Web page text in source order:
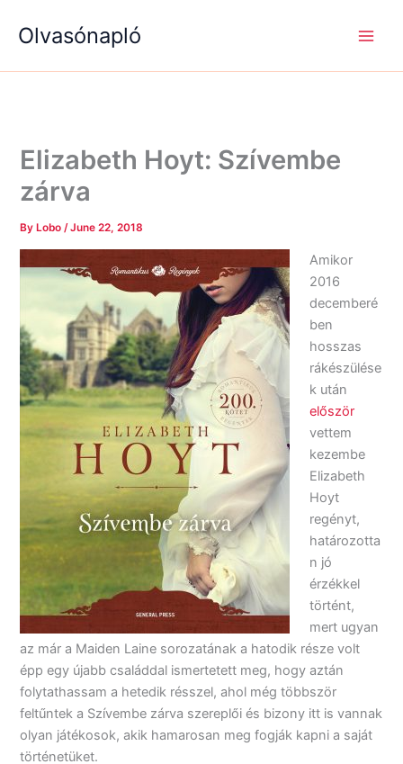
Olvasónapló
Elizabeth Hoyt: Szívembe
zárva
By Lobo/June 22, 2018
Amikor
2016
decemberé
ben
hosszas
rákészülése
k után
először
vettem
kezembe
Elizabeth
Hoyt
regényt,
határozotta
n jó
érzékkel
történt,
mert ugyan
az már a Maiden Laine sorozatának a hatodik része volt
épp egy újabb családdal ismertetett meg, hogy aztán
folytathassam a hetedik résszel, ahol még többször
feltűntek a Szívembe zárva szereplői és bizony itt is vannak
olyan játékosok, akik hamarosan meg fogják kapni a saját
történetüket.
e
a
é
g
k
é
g
k